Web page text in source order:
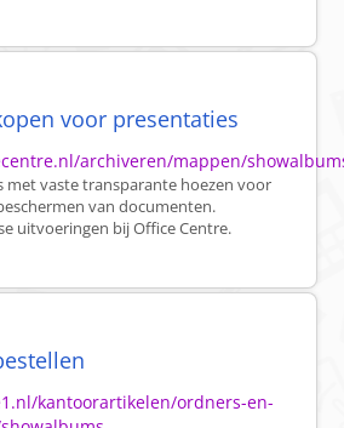
voor presentaties
archiveren/mappen/
met vaste transparante hoezen voor
van documenten.
uitvoeringen bij Office Centre.
kantoorartikelen/ordners-en-